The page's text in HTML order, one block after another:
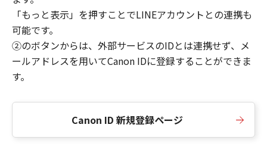
「もっと表示」を押すことでLINEアカウントとの連携も
可能です。
②のボタンからは、外部サービスのIDとは連携せず、メ
ールアドレスを用いてCanon IDに登録することができま
す。
Canon ID 新規登録ページ